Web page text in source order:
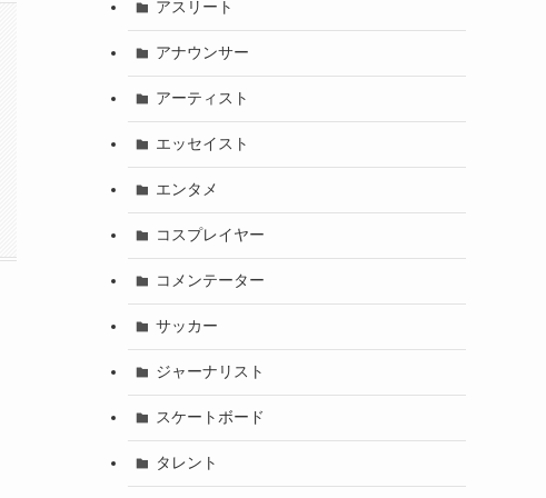
アスリート
アナウンサー
アーティスト
エッセイスト
エンタメ
コスプレイヤー
コメンテーター
サッカー
ジャーナリスト
スケートボード
タレント